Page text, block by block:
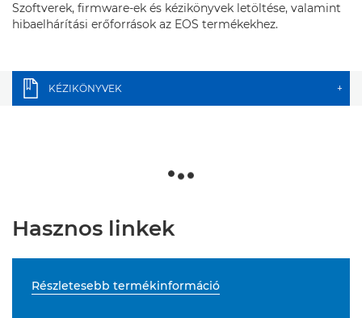
Szoftverek, firmware-ek és kézikönyvek letöltése, valamint
hibaelhárítási erőforrások az EOS termékekhez.
KÉZIKÖNYVEK +
Hasznos linkek
Részletesebb termékinformáció